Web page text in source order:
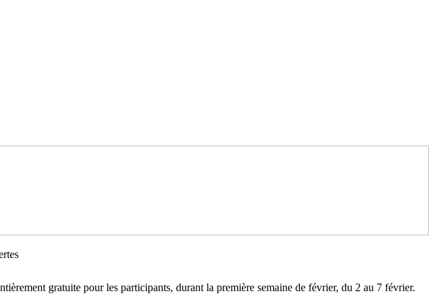
gratuite pour les participants, durant la première semaine de février, du 2 au 7 février.